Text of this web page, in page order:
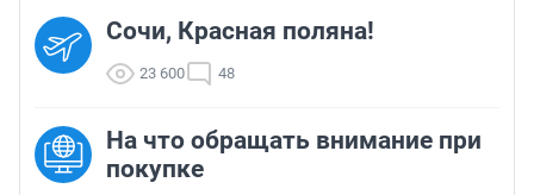
Сочи, Красная поляна!
23 600 48
На что обращать внимание при
покупке